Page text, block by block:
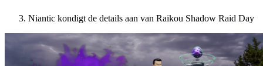
Niantic kondigt de details aan van Raikou Shadow Raid Day